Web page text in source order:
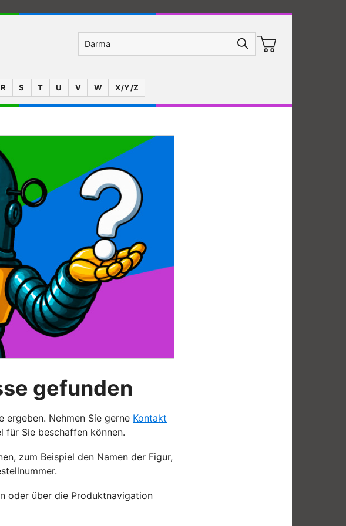
R S T U V W X/Y/Z
gefunden
ergeben. Nehmen Sie gerne Kontakt
für Sie beschaffen können.
zum Beispiel den Namen der Figur,
oder über die Produktnavigation